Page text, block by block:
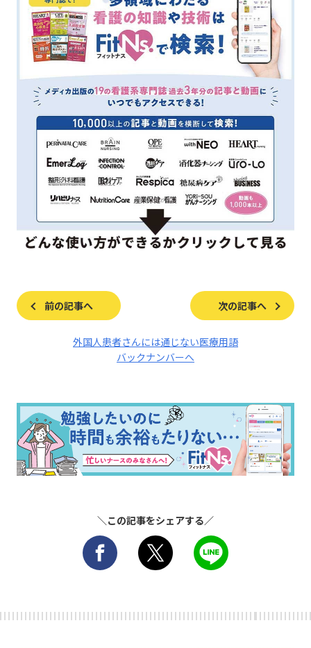
前の記事へ 次の記事へ
外国人患者さんには通じない医療用語
バックナンバーへ
＼この記事をシェアする／